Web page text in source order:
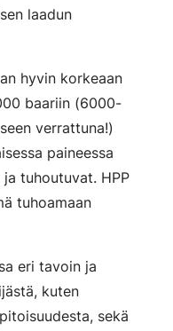
laadun
hyvin korkeaan
baariin (6000-
verrattuna!)
paineessa
tuhoutuvat. HPP
tuhoamaan
eri tavoin ja
kuten
sekä